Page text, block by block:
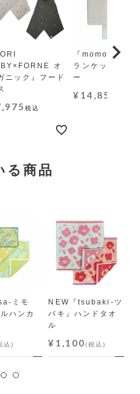
オ
ニック』フード
税込
『momo-モモ』
ランケット レギ
ー
¥ 14,850
る商品
ミモ
ハンカ
込)
NEW『tsubaki-ツ
バキ』ハンドタオ
ル
¥1,100(税込)